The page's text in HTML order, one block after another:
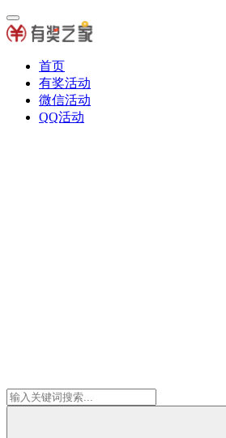
首页
有奖活动
微信活动
QQ活动